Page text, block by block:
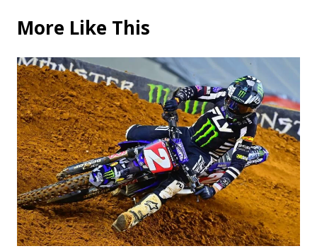
More Like This